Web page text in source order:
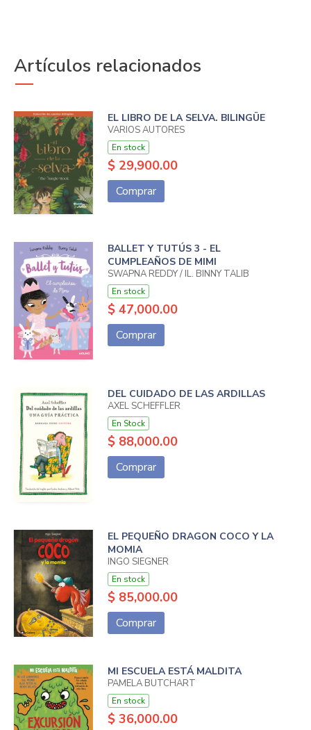
Artículos relacionados
EL LIBRO DE LA SELVA. BILINGÜE
VARIOS AUTORES
En stock
$ 29,900.00
Comprar
BALLET Y TUTÚS 3 - EL
CUMPLEAÑOS DE MIMI
SWAPNA REDDY / IL. BINNY TALIB
En stock
$ 47,000.00
Comprar
DEL CUIDADO DE LAS ARDILLAS
AXEL SCHEFFLER
En Stock
$ 88,000.00
Comprar
EL PEQUEÑO DRAGON COCO Y LA
MOMIA
INGO SIEGNER
En stock
$ 85,000.00
Comprar
MI ESCUELA ESTÁ MALDITA
PAMELA BUTCHART
En stock
$ 36,000.00